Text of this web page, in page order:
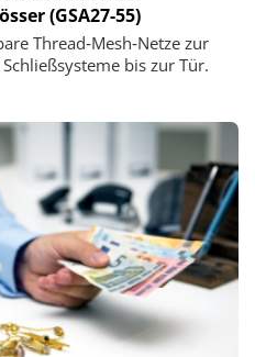
(GSA27-55)
Thread‑Mesh‑Netze zur
bis zur Tür.